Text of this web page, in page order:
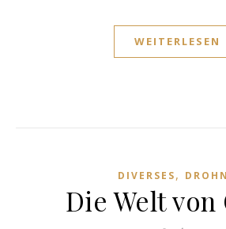
WEITERLESEN
DIVERSES,
Die Welt von